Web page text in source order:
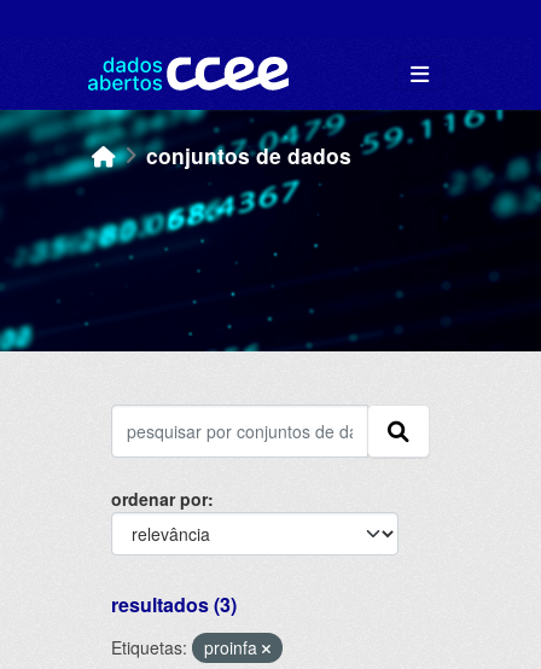
conjuntos de dados
ordenar por
resultados (3)
Etiquetas:
proinfa